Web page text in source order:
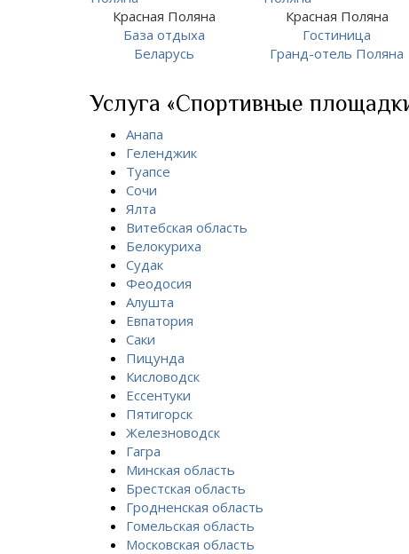
Красная Поляна
База отдыха
Беларусь
Красная Поляна
Гостиница
Гранд-отель Поляна
Услуга «Спортивные
Анапа
Геленджик
Туапсе
Сочи
Ялта
Витебская область
Белокуриха
Судак
Феодосия
Алушта
Евпатория
Саки
Пицунда
Кисловодск
Ессентуки
Пятигорск
Железноводск
Гагра
Минская область
Брестская область
Гродненская область
Гомельская область
Московская область